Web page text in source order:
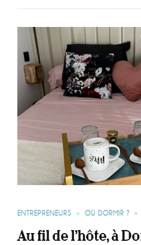
ENTREPRENEURS OÙ DORMIR ?
Au fil de l’hôte, à